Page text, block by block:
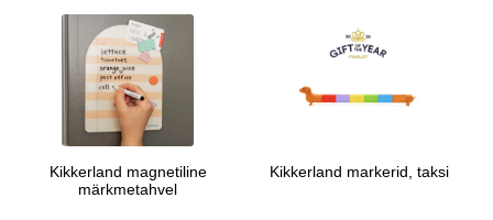
Kikkerland magnetiline
märkmetahvel
Kikkerland markerid, taksi